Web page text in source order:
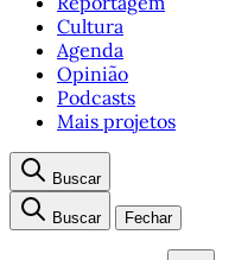
Cultura
Agenda
Opinião
Podcasts
Mais projetos
Buscar
Buscar Fechar